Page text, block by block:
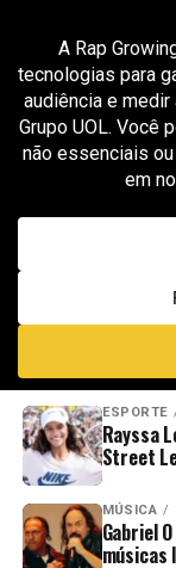
All
Zaki
ESPORTE
Rayssa
Street
MÚSICA
Gabriel
músicas